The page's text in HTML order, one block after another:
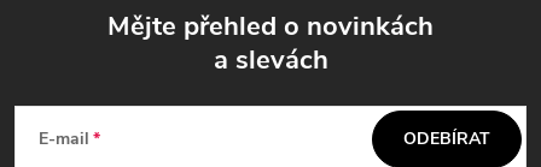
Mějte přehled o novinkách
a slevách
E-mail ODEBÍRAT